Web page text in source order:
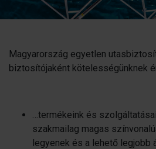
Magyarország egyetlen
biztosítójaként kötelességünknek
…termékeink és
szakmailag magas
legyenek és a lehető legjobb